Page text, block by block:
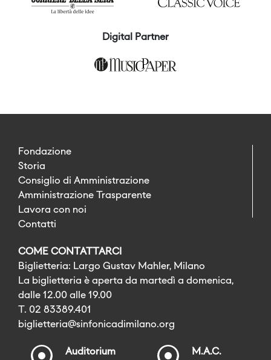
Digital Partner
Fondazione
Storia
Consiglio di Amministrazione
Amministrazione Trasparente
Lavora con noi
Contatti
COME CONTATTARCI
Biglietteria: Largo Gustav Mahler, Milano
La biglietteria è aperta da martedì a domenica,
dalle 12.00 alle 19.00
T. 02 83389.401
biglietteria@sinfonicadimilano.org
Auditorium
M.A.C.